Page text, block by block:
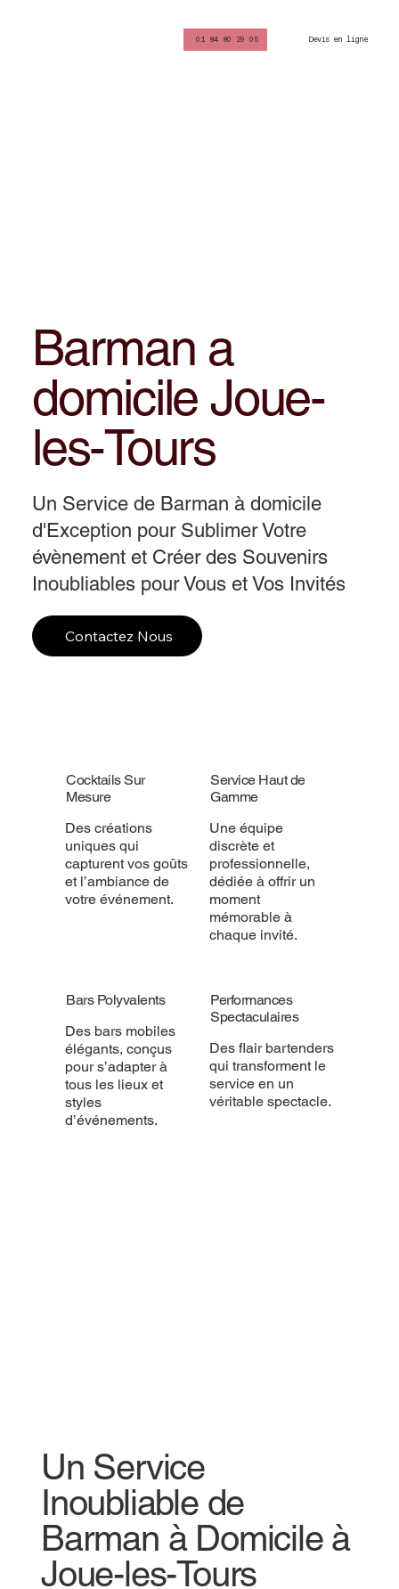
01 84 80 29 05 Devis en ligne
Barman a
domicile Joue-
les-Tours
Un Service de Barman à domicile
d'Exception pour Sublimer Votre
évènement et Créer des Souvenirs
Inoubliables pour Vous et Vos Invités
Contactez Nous
Cocktails Sur
Mesure
Des créations
uniques qui
capturent vos goûts
et l’ambiance de
votre événement.
Service Haut de
Gamme
Une équipe
discrète et
professionnelle,
dédiée à offrir un
moment
mémorable à
chaque invité.
Bars Polyvalents
Des bars mobiles
élégants, conçus
pour s’adapter à
tous les lieux et
styles
d’événements.
Performances
Spectaculaires
Des flair bartenders
qui transforment le
service en un
véritable spectacle.
Un Service
Inoubliable de
Barman à Domicile à
Joue-les-Tours